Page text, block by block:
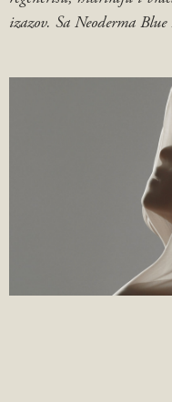
izazov. Sa Neoderma